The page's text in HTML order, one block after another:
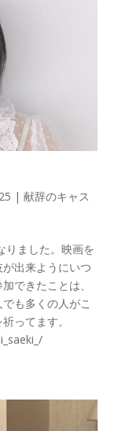
| 献辞のキャス
りました。映画を
出来ようにいつ
できたことは、
も多くの人がこ
ってます。